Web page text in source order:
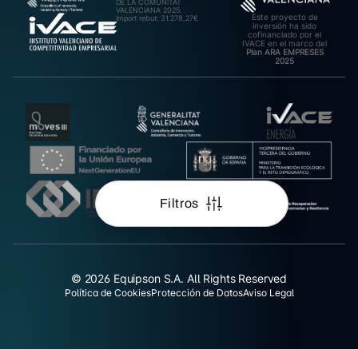
Filtros
DE LA COMUNITAT
VALENCIANA 2025.
Import rebut: 31.278,27€
Este proyecto de
inversión ha sido
cofinanciado por el
IVACE en el marco del
Plan ARA EMPRESES
2025
© 2026 Equipson S.A. All Rights Reserved
Política de CookiesProtección de DatosAviso Legal